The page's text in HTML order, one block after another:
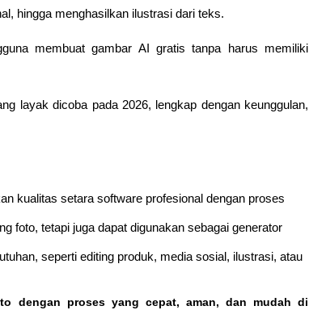
hingga menghasilkan ilustrasi dari teks.
membuat gambar AI gratis tanpa harus memiliki
layak dicoba pada 2026, lengkap dengan keunggulan,
kualitas setara software profesional dengan proses
foto, tetapi juga dapat digunakan sebagai generator
seperti editing produk, media sosial, ilustrasi, atau
dengan proses yang cepat, aman, dan mudah di